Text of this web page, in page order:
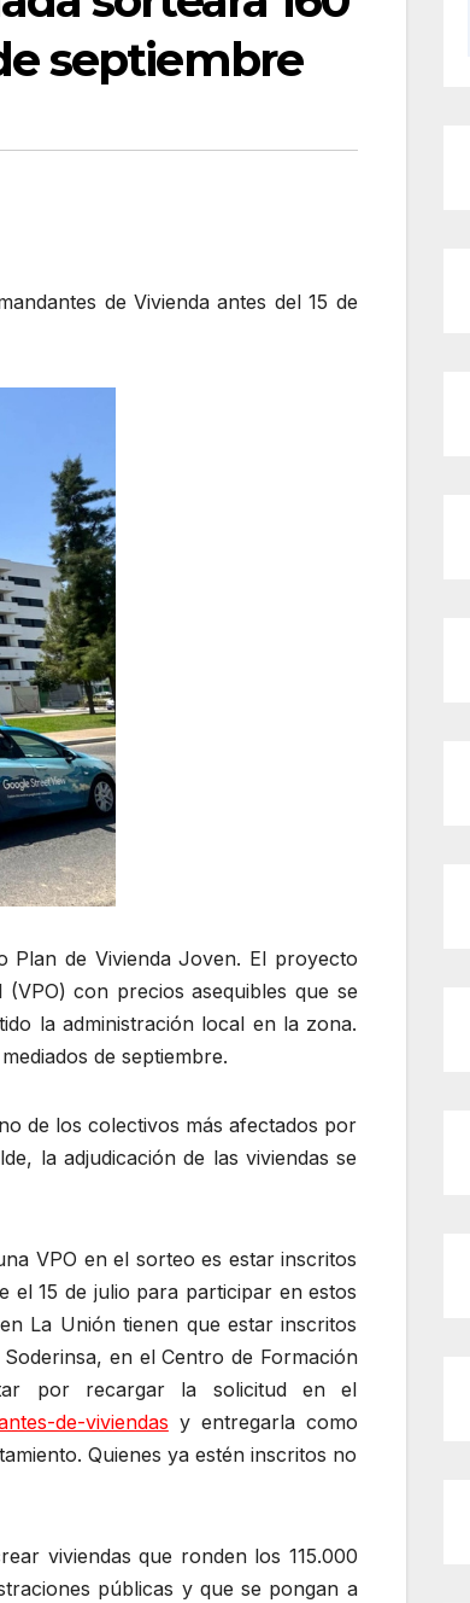
septiembre
de Vivienda antes del 15 de
Plan de Vivienda Joven. El proyecto
con precios asequibles que se
la administración local en la zona.
de septiembre.
de los colectivos más afectados por
la adjudicación de las viviendas se
VPO en el sorteo es estar inscritos
el 15 de julio para participar en estos
La Unión tienen que estar inscritos
en el Centro de Formación
por recargar la solicitud en el
de-viviendas y entregarla como
Quienes ya estén inscritos no
viviendas que ronden los 115.000
públicas y que se pongan a